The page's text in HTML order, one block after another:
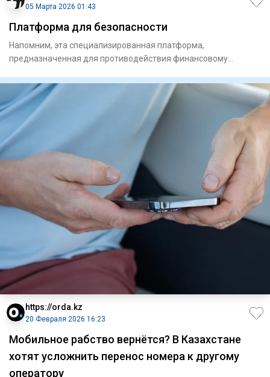
05 Марта 2026 01:43
Платформа для безопасности
Напомним, эта специализированная платформа,
предназначенная для противодействия финансовому
https://orda.kz
20 Февраля 2026 16:23
Мобильное рабство вернётся? В Казахстане
хотят усложнить перенос номера к другому
оператору